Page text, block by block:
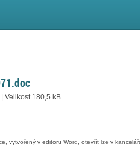
Velikost 180,5 kB
vytvořený v editoru Word, otevřít lze v